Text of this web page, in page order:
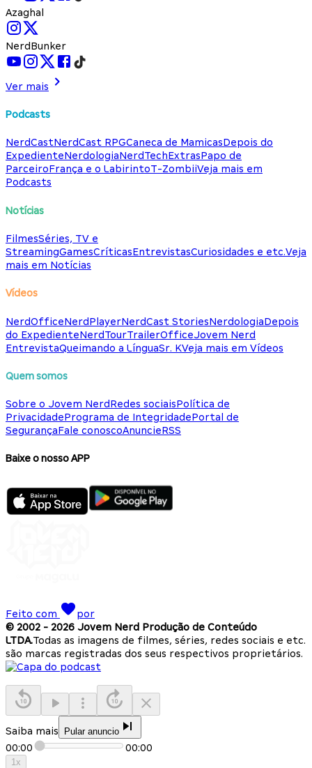
Azaghal
NerdBunker
Ver mais
Podcasts
NerdCastNerdCast RPGCaneca de MamicasDepois do
ExpedienteNerdologiaNerdTechExtrasPapo de
ParceiroFrança e o LabirintoT-ZombiiVeja mais em
Podcasts
Notícias
FilmesSéries, TV e
StreamingGamesCríticasEntrevistasCuriosidades e etc.Veja
mais em Notícias
Vídeos
NerdOfficeNerdPlayerNerdCast StoriesNerdologiaDepois
do ExpedienteNerdTourTrailerOfficeJovem Nerd
EntrevistaQueimando a LínguaSr. KVeja mais em Vídeos
Quem somos
Sobre o Jovem NerdRedes sociaisPolítica de
PrivacidadePrograma de IntegridadePortal de
SegurançaFale conoscoAnuncieRSS
Baixe o nosso APP
Feito com
por
© 2002 - 2026 Jovem Nerd Produção de Conteúdo
LTDA.Todas as imagens de filmes, séries, redes sociais e etc.
são marcas registradas dos seus respectivos proprietários.
Saiba mais Pular anuncio
00:00 00:00
1x